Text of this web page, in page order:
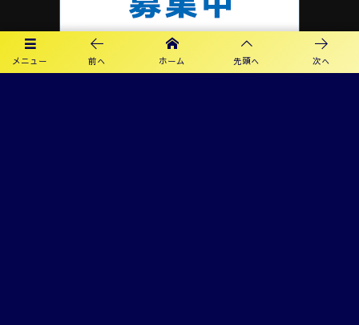
メニュー 前へ ホーム 先頭へ 次へ